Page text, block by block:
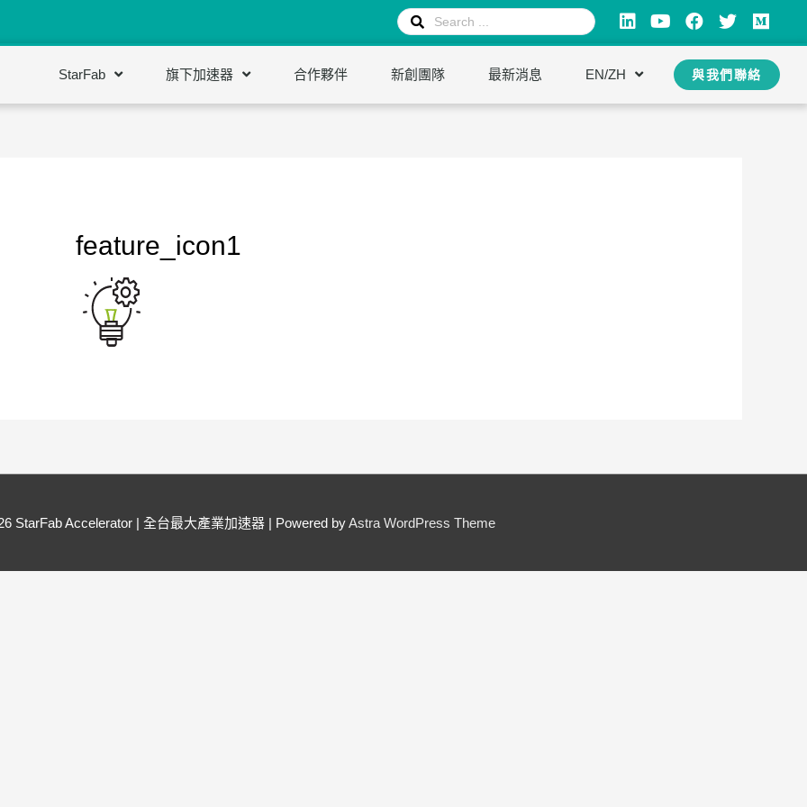
StarFab 旗下加速器 合作夥伴 新創團隊 最新消息 EN/ZH 與我們聯絡
feature_icon1
StarFab Accelerator | 全台最大產業加速器| Powered byAstra WordPress Theme